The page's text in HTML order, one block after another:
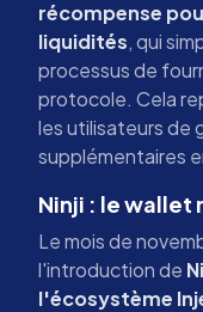
récompense
liquidités, qui
processus de
protocole. Cela
les utilisateurs de
supplémentaires
Ninji : le
Le mois de
l'introduction de
l'écosystème